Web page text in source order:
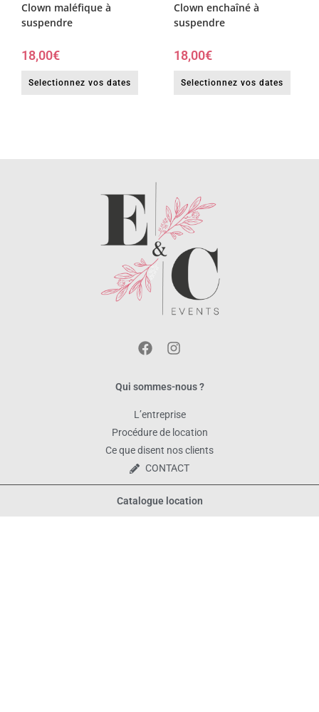
Clown maléfique à
suspendre
18,00€
Selectionnez vos dates
Clown enchaîné à
suspendre
18,00€
Selectionnez vos dates
Qui sommes-nous ?
L’entreprise
Procédure de location
Ce que disent nos clients
CONTACT
Catalogue location